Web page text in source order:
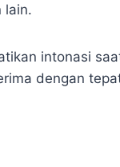
lain.
intonasi
dengan